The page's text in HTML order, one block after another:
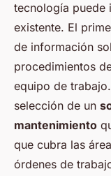
tecnología puede
existente. El
de información
procedimientos
equipo de
selección de un
mantenimiento
que cubra las
órdenes de